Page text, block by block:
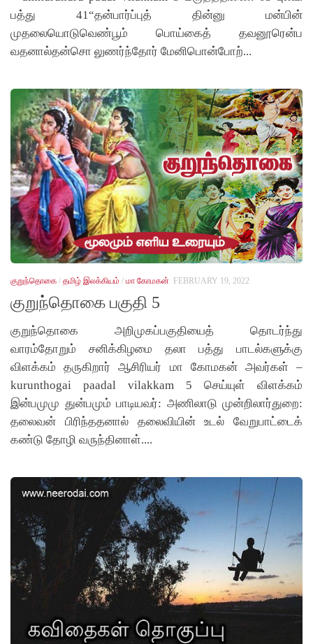
பத்து 41“தன்பார்ப்புத் தின்னு மன்பின்
முதலையொடுவெண்பூம் பொய்கைத் தவனூரென்ப
வதனால்தன்சொ லுணர்ந்தோர் மேனிபொன்போற்...
குறுந்தொகை / தமிழ் இலக்கியம் / மா கோமகன் FEBRUARY 19, 2022
குறுந்தொகை பகுதி 5
குறுந்தொகை அறிமுகப்பகுதியைத் தொடர்ந்து
வாரம்தோறும் சனிக்கிழமை தலா பத்து பாடல்களுக்கு
விளக்கம் தருகிறார் ஆசிரியர் மா கோமகன் அவர்கள் –
kurunthogai paadal vilakkam 5 செய்யுள் விளக்கம்
இன்பமுமு துன்பமும் பாடியவர்: அணிலாடு முன்றிலார்துறை:
தலைவன் பிரிந்ததனால் தலைவியின் உடல் வேறுபாட்டைக்
கண்டு தோழி வருந்தினாள்....